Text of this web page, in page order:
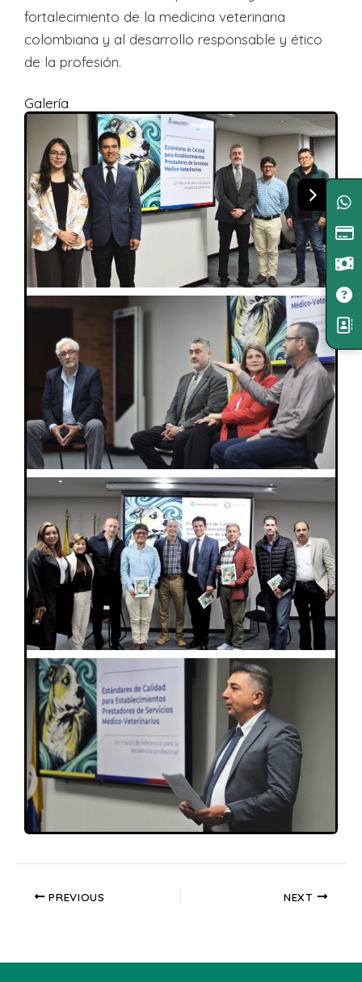
fortalecimiento de la medicina veterinaria
colombiana y al desarrollo responsable y ético
de la profesión.
Galería
PREVIOUS NEXT